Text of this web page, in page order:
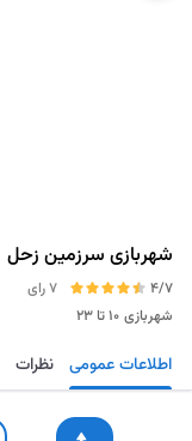
شهربازی سرزمین زحل
4/7
7 رای
شهربازی ۱۰ تا ۲۳
مسیریابی
اطلاعات عمومی نظرات